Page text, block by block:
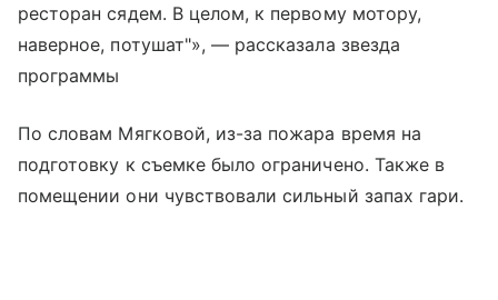
ресторан сядем. В целом, к первому мотору,
наверное, потушат"», — рассказала звезда
программы
По словам Мягковой, из-за пожара время на
подготовку к съемке было ограничено. Также в
помещении они чувствовали сильный запах гари.